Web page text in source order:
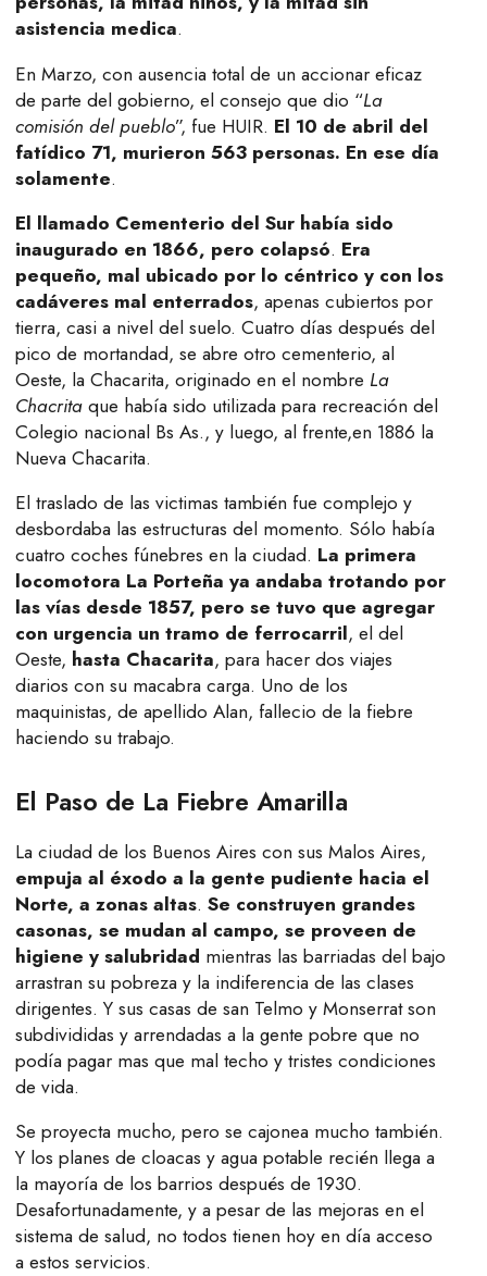
asistencia medica.
En Marzo, con ausencia total de un accionar eficaz
de parte del gobierno, el consejo que dio “La
comisión del pueblo”, fue HUIR. El 10 de abril del
fatídico 71, murieron 563 personas. En ese día
solamente.
El llamado Cementerio del Sur había sido
inaugurado en 1866, pero colapsó. Era
pequeño, mal ubicado por lo céntrico y con los
cadáveres mal enterrados, apenas cubiertos por
tierra, casi a nivel del suelo. Cuatro días después del
pico de mortandad, se abre otro cementerio, al
Oeste, la Chacarita, originado en el nombre La
Chacrita que había sido utilizada para recreación del
Colegio nacional Bs As., y luego, al frente,en 1886 la
Nueva Chacarita.
El traslado de las victimas también fue complejo y
desbordaba las estructuras del momento. Sólo había
cuatro coches fúnebres en la ciudad. La primera
locomotora La Porteña ya andaba trotando por
las vías desde 1857, pero se tuvo que agregar
con urgencia un tramo de ferrocarril, el del
Oeste, hasta Chacarita, para hacer dos viajes
diarios con su macabra carga. Uno de los
maquinistas, de apellido Alan, fallecio de la fiebre
haciendo su trabajo.
El Paso de La Fiebre Amarilla
La ciudad de los Buenos Aires con sus Malos Aires,
empuja al éxodo a la gente pudiente hacia el
Norte, a zonas altas. Se construyen grandes
casonas, se mudan al campo, se proveen de
higiene y salubridad mientras las barriadas del bajo
arrastran su pobreza y la indiferencia de las clases
dirigentes. Y sus casas de san Telmo y Monserrat son
subdivididas y arrendadas a la gente pobre que no
podía pagar mas que mal techo y tristes condiciones
de vida.
Se proyecta mucho, pero se cajonea mucho también.
Y los planes de cloacas y agua potable recién llega a
la mayoría de los barrios después de 1930.
Desafortunadamente, y a pesar de las mejoras en el
sistema de salud, no todos tienen hoy en día acceso
a estos servicios.